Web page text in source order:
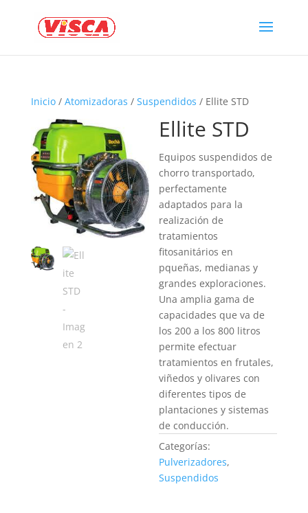
Inicio/ Atomizadoras / Suspendidos / Ellite STD
Ellite STD
Equipos suspendidos de
chorro transportado,
perfectamente
adaptados para la
realización de
tratamientos
fitosanitários en
pqueñas, medianas y
grandes exploraciones.
Una amplia gama de
capacidades que va de
los 200 a los 800 litros
permite efectuar
tratamientos en frutales,
viñedos y olivares con
diferentes tipos de
plantaciones y sistemas
de conducción.
Categorías:
Pulverizadores,
Suspendidos